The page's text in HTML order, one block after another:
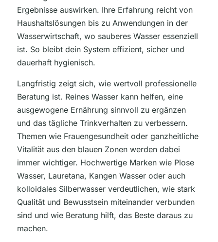
Ergebnisse auswirken. Ihre Erfahrung reicht von
Haushaltslösungen bis zu Anwendungen in der
Wasserwirtschaft, wo sauberes Wasser essenziell
ist. So bleibt dein System effizient, sicher und
dauerhaft hygienisch.
Langfristig zeigt sich, wie wertvoll professionelle
Beratung ist. Reines Wasser kann helfen, eine
ausgewogene Ernährung sinnvoll zu ergänzen
und das tägliche Trinkverhalten zu verbessern.
Themen wie Frauengesundheit oder ganzheitliche
Vitalität aus den blauen Zonen werden dabei
immer wichtiger. Hochwertige Marken wie Plose
Wasser, Lauretana, Kangen Wasser oder auch
kolloidales Silberwasser verdeutlichen, wie stark
Qualität und Bewusstsein miteinander verbunden
sind und wie Beratung hilft, das Beste daraus zu
machen.